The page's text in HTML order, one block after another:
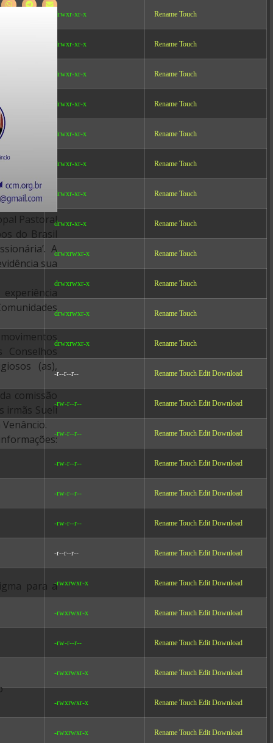
drwxr-xr-x Rename Touch
drwxr-xr-x Rename Touch
drwxr-xr-x Rename Touch
drwxr-xr-x Rename Touch
drwxr-xr-x Rename Touch
drwxr-xr-x Rename Touch
drwxr-xr-x Rename Touch
drwxr-xr-x Rename Touch
drwxrwxr-x Rename Touch
drwxrwxr-x Rename Touch
drwxrwxr-x Rename Touch
drwxrwxr-x Rename Touch
-r--r--r-- Rename Touch Edit Download
-rw-r--r-- Rename Touch Edit Download
-rw-r--r-- Rename Touch Edit Download
-rw-r--r-- Rename Touch Edit Download
-rw-r--r-- Rename Touch Edit Download
-rw-r--r-- Rename Touch Edit Download
-r--r--r-- Rename Touch Edit Download
-rwxrwxr-x Rename Touch Edit Download
-rwxrwxr-x Rename Touch Edit Download
-rw-r--r-- Rename Touch Edit Download
-rwxrwxr-x Rename Touch Edit Download
-rwxrwxr-x Rename Touch Edit Download
-rwxrwxr-x Rename Touch Edit Download
Pastoral
do Brasil
A
sua
(as),
comissão
irmãs Sueli
para a